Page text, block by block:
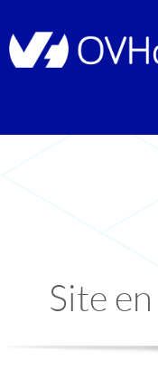
Site